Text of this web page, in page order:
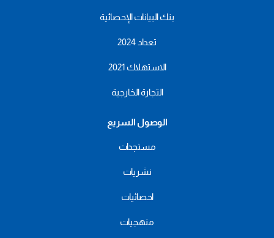
بنك البيانات الإحصائية
تعداد 2024
الاستهلاك 2021
التجارة الخارجية
الوصول السريع
مستجدات
نشريات
احصائيات
منهجيات